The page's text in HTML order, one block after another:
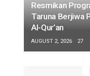
Resmikan
Taruna Berjiwa
Al-Qur’an
AUGUST 2, 2026 27